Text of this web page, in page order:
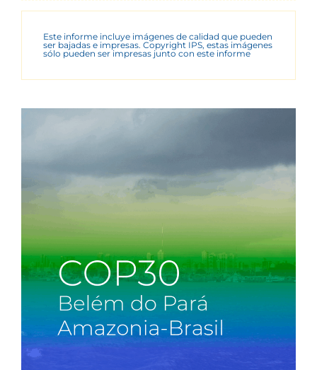
Este informe incluye imágenes de calidad que pueden
ser bajadas e impresas. Copyright IPS, estas imágenes
sólo pueden ser impresas junto con este informe